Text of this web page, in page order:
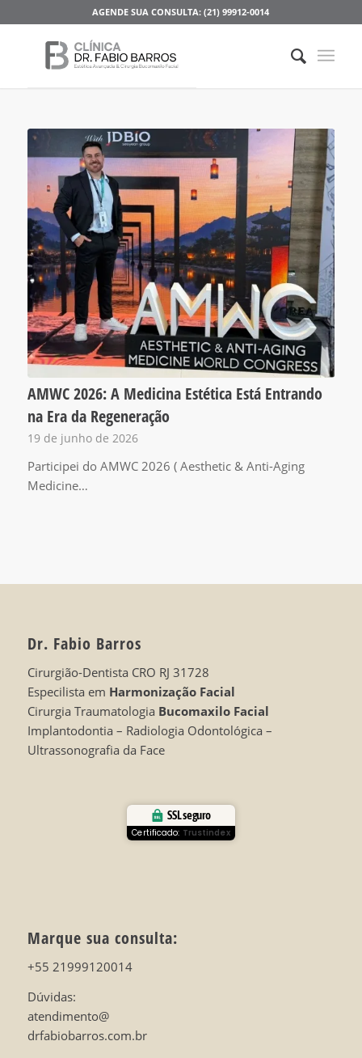
AGENDE SUA CONSULTA: (21) 99912-0014
AMWC 2026: A Medicina Estética Está Entrando
na Era da Regeneração
19 de junho de 2026
Participei do AMWC 2026 ( Aesthetic & Anti-Aging
Medicine…
Dr. Fabio Barros
Cirurgião-Dentista CRO RJ 31728
Especilista em Harmonização Facial
Cirurgia Traumatologia Bucomaxilo Facial
Implantodontia – Radiologia Odontológica –
Ultrassonografia da Face
SSL seguro
Certificado: Trustindex
Marque sua consulta:
+55 21999120014
Dúvidas:
atendimento@
drfabiobarros.com.br